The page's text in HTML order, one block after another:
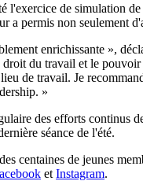
l'exercice de simulation
permis non seulement
enrichissante »,
du travail et le
de travail. Je
»
des efforts
séance de l'été.
centaines de jeunes
et Instagram.